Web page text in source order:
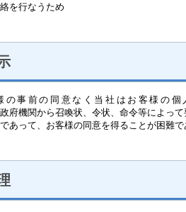
を行なうため
の事前の同意なく当社はお客様の
府機関から召喚状、令状、命令等によっ
あって、お客様の同意を得ることが困難